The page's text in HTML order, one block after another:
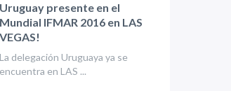
Uruguay presente en el
Mundial IFMAR 2016 en LAS
VEGAS!
La delegación Uruguaya ya se
encuentra en LAS ...